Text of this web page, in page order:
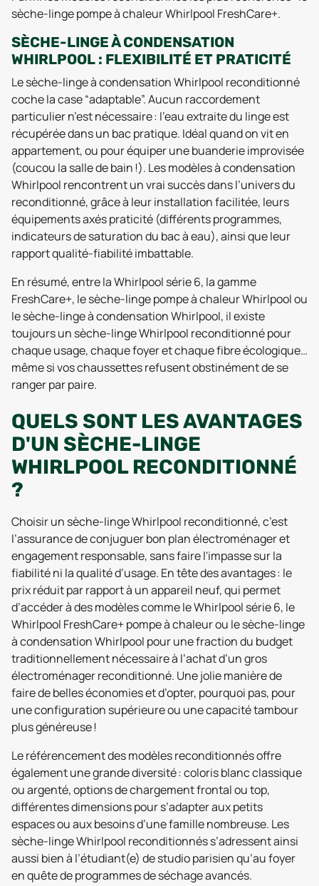
sèche-linge pompe à chaleur Whirlpool FreshCare+.
SÈCHE-LINGE À CONDENSATION
WHIRLPOOL : FLEXIBILITÉ ET PRATICITÉ
Le sèche-linge à condensation Whirlpool reconditionné
coche la case “adaptable”. Aucun raccordement
particulier n’est nécessaire : l’eau extraite du linge est
récupérée dans un bac pratique. Idéal quand on vit en
appartement, ou pour équiper une buanderie improvisée
(coucou la salle de bain !). Les modèles à condensation
Whirlpool rencontrent un vrai succès dans l’univers du
reconditionné, grâce à leur installation facilitée, leurs
équipements axés praticité (différents programmes,
indicateurs de saturation du bac à eau), ainsi que leur
rapport qualité-fiabilité imbattable.
En résumé, entre la Whirlpool série 6, la gamme
FreshCare+, le sèche-linge pompe à chaleur Whirlpool ou
le sèche-linge à condensation Whirlpool, il existe
toujours un sèche-linge Whirlpool reconditionné pour
chaque usage, chaque foyer et chaque fibre écologique…
même si vos chaussettes refusent obstinément de se
ranger par paire.
QUELS SONT LES AVANTAGES
D'UN SÈCHE-LINGE
WHIRLPOOL RECONDITIONNÉ
?
Choisir un sèche-linge Whirlpool reconditionné, c’est
l’assurance de conjuguer bon plan électroménager et
engagement responsable, sans faire l'impasse sur la
fiabilité ni la qualité d’usage. En tête des avantages : le
prix réduit par rapport à un appareil neuf, qui permet
d’accéder à des modèles comme le Whirlpool série 6, le
Whirlpool FreshCare+ pompe à chaleur ou le sèche-linge
à condensation Whirlpool pour une fraction du budget
traditionnellement nécessaire à l’achat d’un gros
électroménager reconditionné. Une jolie manière de
faire de belles économies et d’opter, pourquoi pas, pour
une configuration supérieure ou une capacité tambour
plus généreuse !
Le référencement des modèles reconditionnés offre
également une grande diversité : coloris blanc classique
ou argenté, options de chargement frontal ou top,
différentes dimensions pour s’adapter aux petits
espaces ou aux besoins d’une famille nombreuse. Les
sèche-linge Whirlpool reconditionnés s’adressent ainsi
aussi bien à l’étudiant(e) de studio parisien qu’au foyer
en quête de programmes de séchage avancés.